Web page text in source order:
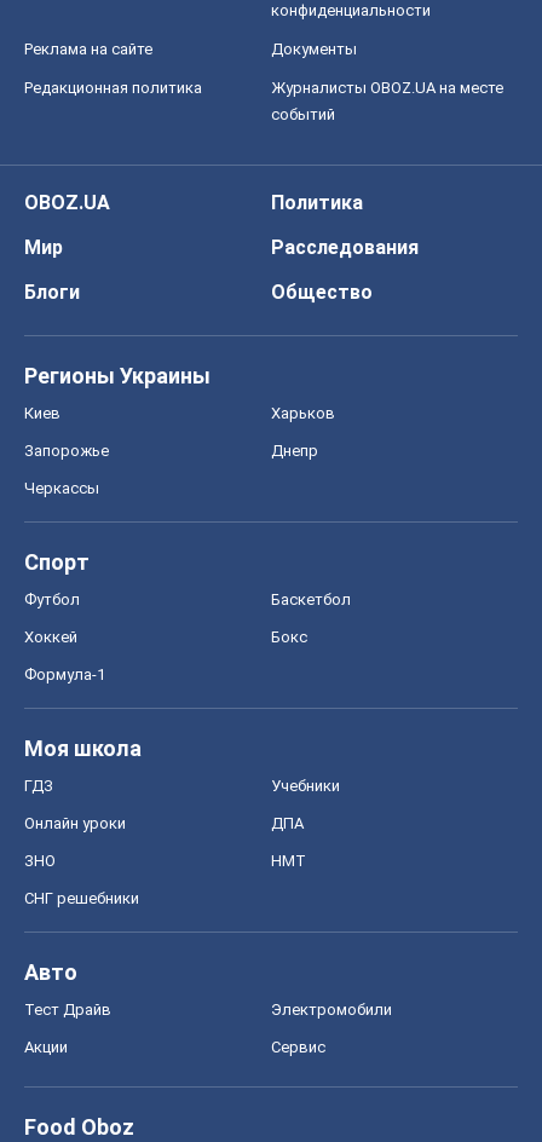
конфиденциальности
Реклама на сайте Документы
Редакционная политика
Журналисты OBOZ.UA на месте
событий
OBOZ.UA
Политика
Мир
Расследования
Блоги
Общество
Регионы Украины
Киев Харьков
Запорожье Днепр
Черкассы
Спорт
Футбол Баскетбол
Хоккей Бокс
Формула-1
Моя школа
ГДЗ Учебники
Онлайн уроки ДПА
ЗНО НМТ
СНГ решебники
Авто
Тест Драйв Электромобили
Акции Сервис
Food Oboz